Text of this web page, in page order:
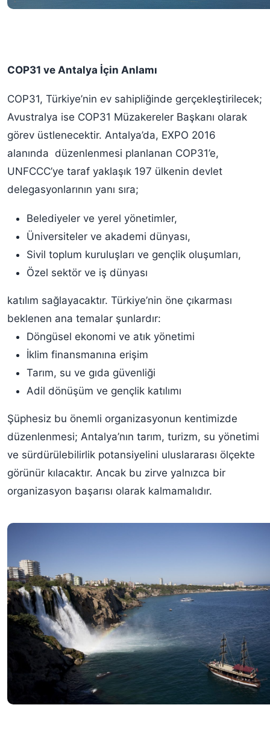
COP31 ve Antalya İçin Anlamı
COP31, Türkiye’nin ev sahipliğinde gerçekleştirilecek;
Avustralya ise COP31 Müzakereler Başkanı olarak
görev üstlenecektir. Antalya’da, EXPO 2016
alanında düzenlenmesi planlanan COP31’e,
UNFCCC’ye taraf yaklaşık 197 ülkenin devlet
delegasyonlarının yanı sıra;
Belediyeler ve yerel yönetimler,
Üniversiteler ve akademi dünyası,
Sivil toplum kuruluşları ve gençlik oluşumları,
Özel sektör ve iş dünyası
katılım sağlayacaktır. Türkiye’nin öne çıkarması
beklenen ana temalar şunlardır:
Döngüsel ekonomi ve atık yönetimi
İklim finansmanına erişim
Tarım, su ve gıda güvenliği
Adil dönüşüm ve gençlik katılımı
Şüphesiz bu önemli organizasyonun kentimizde
düzenlenmesi; Antalya’nın tarım, turizm, su yönetimi
ve sürdürülebilirlik potansiyelini uluslararası ölçekte
görünür kılacaktır. Ancak bu zirve yalnızca bir
organizasyon başarısı olarak kalmamalıdır.